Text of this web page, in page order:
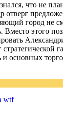
что не
отверг
город не
Вместо этого
и основных
wtf